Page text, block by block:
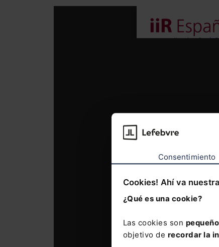
Consentimiento
Cookies! Ahí va
¿Qué es una cookie?
Las cookies son
objetivo de recordar la